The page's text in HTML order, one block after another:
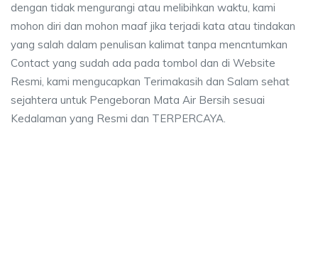
dengan tidak mengurangi atau melibihkan waktu, kami
mohon diri dan mohon maaf jika terjadi kata atau tindakan
yang salah dalam penulisan kalimat tanpa mencntumkan
Contact yang sudah ada pada tombol dan di Website
Resmi, kami mengucapkan Terimakasih dan Salam sehat
sejahtera untuk Pengeboran Mata Air Bersih sesuai
Kedalaman yang Resmi dan TERPERCAYA.